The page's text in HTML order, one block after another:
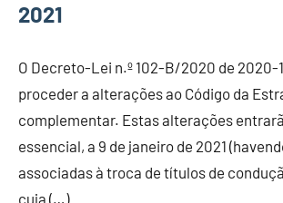
2021
O Decreto-Lei n.º 102-B/2020 de 2020-
proceder a alterações ao Código da
complementar. Estas alterações
essencial, a 9 de janeiro de 2021
associadas à troca de títulos de
cuja (…)